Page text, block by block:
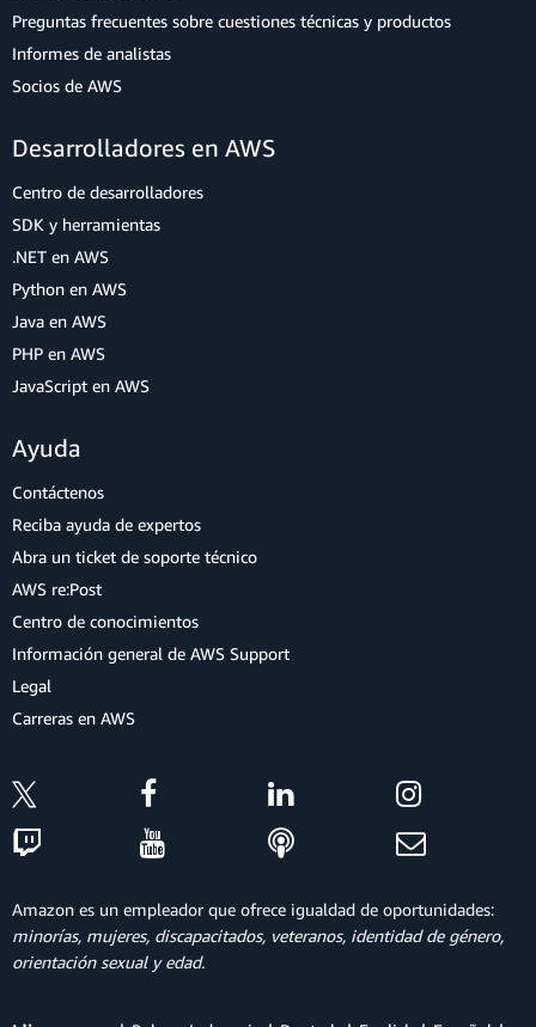
Preguntas frecuentes sobre cuestiones técnicas y productos
Informes de analistas
Socios de AWS
Desarrolladores en AWS
Centro de desarrolladores
SDK y herramientas
.NET en AWS
Python en AWS
Java en AWS
PHP en AWS
JavaScript en AWS
Ayuda
Contáctenos
Reciba ayuda de expertos
Abra un ticket de soporte técnico
AWS re:Post
Centro de conocimientos
Información general de AWS Support
Legal
Carreras en AWS
Amazon es un empleador que ofrece igualdad de oportunidades:
minorías, mujeres, discapacitados, veteranos, identidad de género,
orientación sexual y edad.